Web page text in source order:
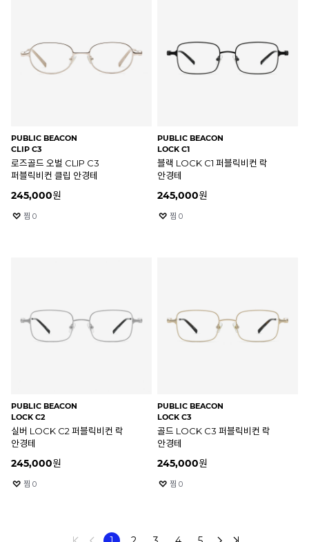
PUBLIC BEACON
CLIP C3
로즈골드 오벌 CLIP C3
퍼블릭비컨 클립 안경테
245,000원
찜 0
PUBLIC BEACON
LOCK C1
블랙 LOCK C1 퍼블릭비컨 락
안경테
245,000원
찜 0
PUBLIC BEACON
LOCK C2
실버 LOCK C2 퍼블릭비컨 락
안경테
245,000원
찜 0
PUBLIC BEACON
LOCK C3
골드 LOCK C3 퍼블릭비컨 락
안경테
245,000원
찜 0